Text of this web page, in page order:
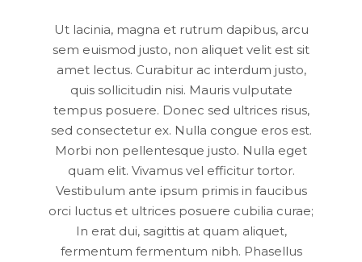
Ut lacinia, magna et rutrum dapibus, arcu
sem euismod justo, non aliquet velit est sit
amet lectus. Curabitur ac interdum justo,
quis sollicitudin nisi. Mauris vulputate
tempus posuere. Donec sed ultrices risus,
sed consectetur ex. Nulla congue eros est.
Morbi non pellentesque justo. Nulla eget
quam elit. Vivamus vel efficitur tortor.
Vestibulum ante ipsum primis in faucibus
orci luctus et ultrices posuere cubilia curae;
In erat dui, sagittis at quam aliquet,
fermentum fermentum nibh. Phasellus